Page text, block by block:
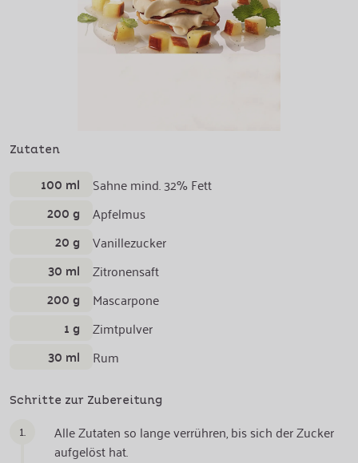
Zutaten
100 ml Sahne mind. 32% Fett
200 g Apfelmus
20 g Vanillezucker
30 ml Zitronensaft
200 g Mascarpone
1 g Zimtpulver
30 ml Rum
Schritte zur Zubereitung
1.
Alle Zutaten so lange verrühren, bis sich der Zucker
aufgelöst hat.